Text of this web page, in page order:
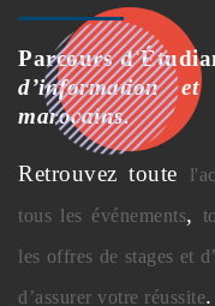
Parcours
d’information et
marocains.
Retrouvez toute
tous les événements,
les offres de stages et
d’assurer votre réussite.